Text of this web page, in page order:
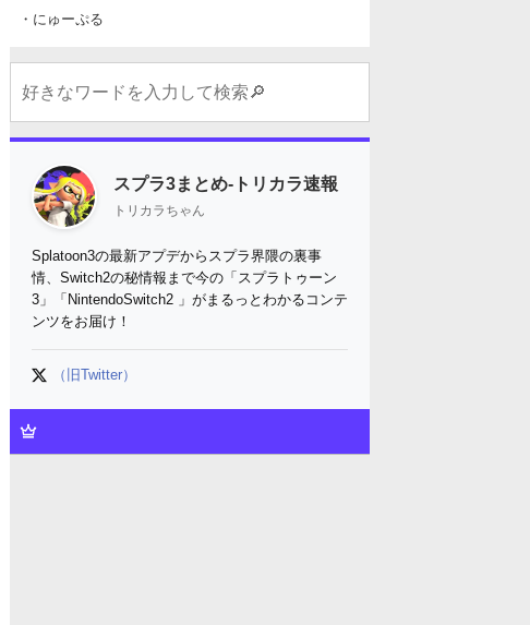
・にゅーぷる
スプラ3まとめ-トリカラ速報
トリカラちゃん
Splatoon3の最新アプデからスプラ界隈の裏事
情、Switch2の秘情報まで今の「スプラトゥーン
3」「NintendoSwitch2 」がまるっとわかるコンテ
ンツをお届け！
（旧Twitter）